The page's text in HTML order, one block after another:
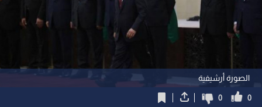
الصورة أرشيفية
0
0